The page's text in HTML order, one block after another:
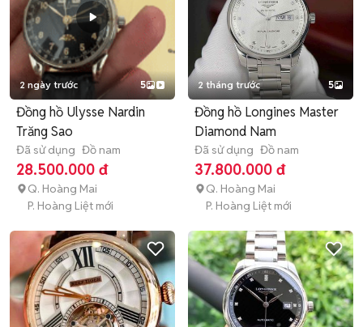
2 ngày trước 5
Đồng hồ Ulysse Nardin
Trăng Sao
Đã sử dụng Đồ nam
28.500.000 đ
Q. Hoàng Mai
P. Hoàng Liệt mới
2 tháng trước 5
Đồng hồ Longines Master
Diamond Nam
Đã sử dụng Đồ nam
37.800.000 đ
Q. Hoàng Mai
P. Hoàng Liệt mới